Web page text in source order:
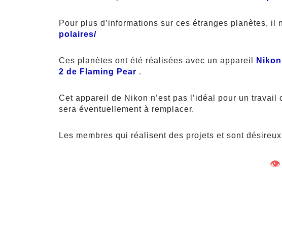
Pour plus d’informations sur ces étranges planètes, il
polaires/
Ces planètes ont été réalisées avec un appareil
2 de Flaming Pear .
Cet appareil de Nikon n’est pas l’idéal pour un
sera éventuellement à remplacer.
Les membres qui réalisent des projets et sont
👁️